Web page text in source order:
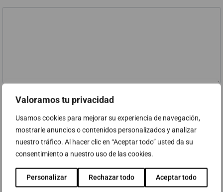
Valoramos tu privacidad
Usamos cookies para mejorar su experiencia de navegación,
mostrarle anuncios o contenidos personalizados y analizar
nuestro tráfico. Al hacer clic en “Aceptar todo” usted da su
consentimiento a nuestro uso de las cookies.
Personalizar Rechazar todo Aceptar todo
Informació bàsica sobre protecció de dades
Responsable ABAST SYSTEMS & SOLUTIONS, S.L.
Gestionar la seva inscripció a l'esdeveniment.
Finalitat 2
Gestionar l'enviament de comunicacions
comercials